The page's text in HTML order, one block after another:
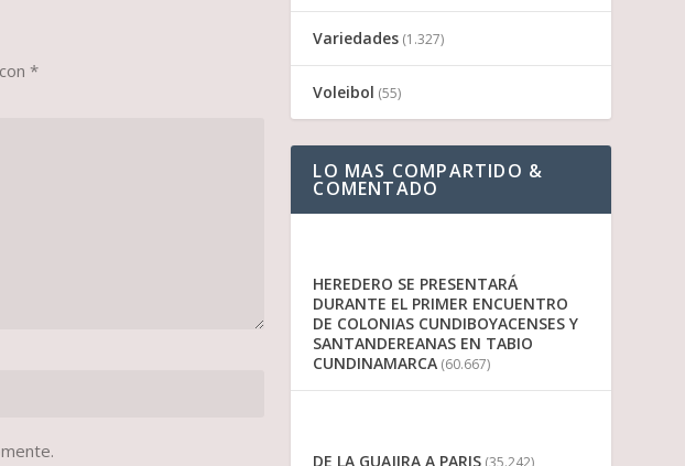
*
Variedades (1.327)
Voleibol (55)
LO MAS COMPARTIDO &
COMENTADO
HEREDERO SE PRESENTARÁ
DURANTE EL PRIMER ENCUENTRO
DE COLONIAS CUNDIBOYACENSES Y
SANTANDEREANAS EN TABIO
CUNDINAMARCA (60.667)
DE LA GUAJIRA A PARIS (35.242)